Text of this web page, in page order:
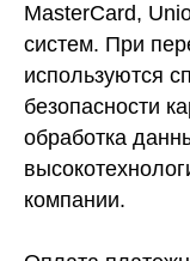
MasterCard,
систем. При
используются
безопасности
обработка
компании.